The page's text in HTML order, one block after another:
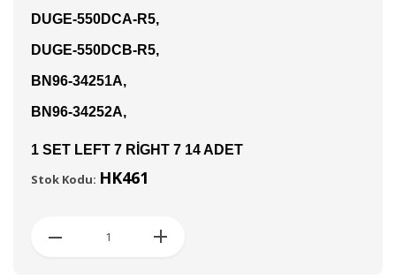
DUGE-550DCA-R5,
DUGE-550DCB-R5,
BN96-34251A,
BN96-34252A,
1 SET LEFT 7 RİGHT 7 14 ADET
Stok Kodu: HK461